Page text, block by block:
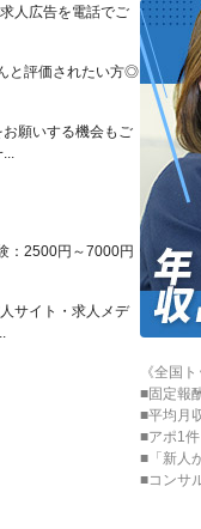
人広告を電話でご
と評価されたい方◎
願いする機会もご
：2500円～7000円
サイト・求人メデ
《全国
■固定報
■平均月
■アポ1
■「新人
■コンサ